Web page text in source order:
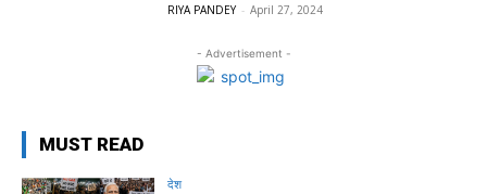
RIYA PANDEY - April 27, 2024
- Advertisement -
MUST READ
देश